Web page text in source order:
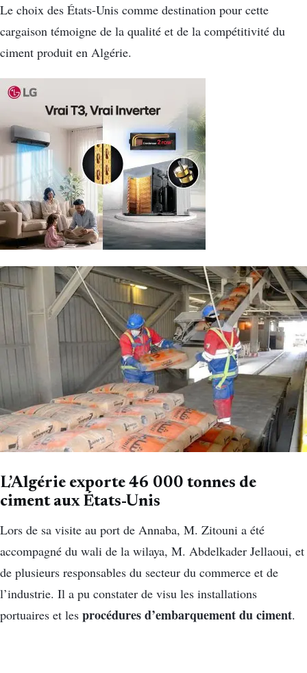
Le choix des États-Unis comme destination pour cette
cargaison témoigne de la qualité et de la compétitivité du
ciment produit en Algérie.
L’Algérie exporte 46 000 tonnes de
ciment aux États-Unis
Lors de sa visite au port de Annaba, M. Zitouni a été
accompagné du wali de la wilaya, M. Abdelkader Jellaoui, et
de plusieurs responsables du secteur du commerce et de
l’industrie. Il a pu constater de visu les installations
portuaires et les procédures d’embarquement du ciment.